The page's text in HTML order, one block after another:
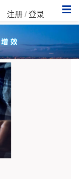
注册 /登录